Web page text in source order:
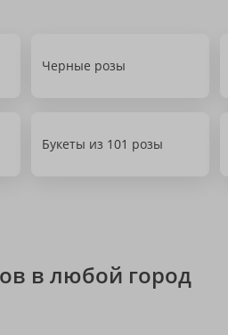
Черные розы
Букеты из 101 розы
в любой город